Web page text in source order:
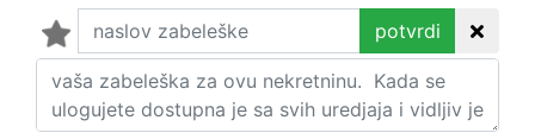
potvrdi